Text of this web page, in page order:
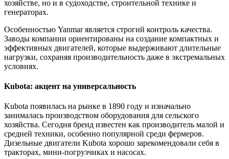
хозяйстве, но и в судоходстве, строительной технике и
генераторах.
Особенностью Yanmar является строгий контроль качества.
Заводы компании ориентированы на создание компактных и
эффективных двигателей, которые выдерживают длительные
нагрузки, сохраняя производительность даже в экстремальных
условиях.
Kubota: акцент на универсальность
Kubota появилась на рынке в 1890 году и изначально
занималась производством оборудования для сельского
хозяйства. Сегодня бренд известен как производитель малой и
средней техники, особенно популярной среди фермеров.
Дизельные двигатели Kubota хорошо зарекомендовали себя в
тракторах, мини-погрузчиках и насосах.